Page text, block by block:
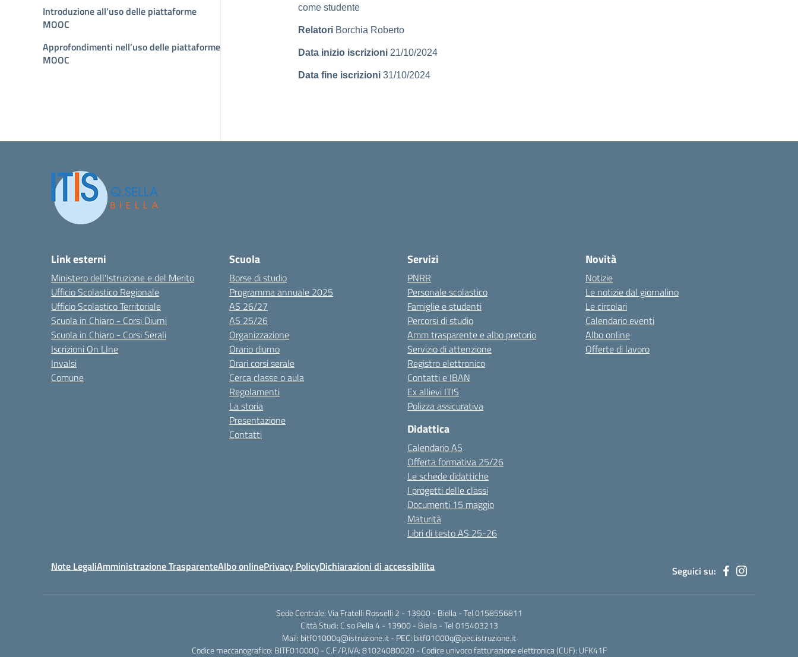
Introduzione all’uso delle piattaforme
MOOC
Approfondimenti nell’uso delle piattaforme
MOOC
come studente
Relatori Borchia Roberto
Data inizio iscrizioni 21/10/2024
Data fine iscrizioni 31/10/2024
Link esterni
Ministero dell'Istruzione e del Merito
Ufficio Scolastico Regionale
Ufficio Scolastico Territoriale
Scuola in Chiaro - Corsi Diurni
Scuola in Chiaro - Corsi Serali
Iscrizioni On LIne
Invalsi
Comune
Scuola
Borse di studio
Programma annuale 2025
AS 26/27
AS 25/26
Organizzazione
Orario diurno
Orari corsi serale
Cerca classe o aula
Regolamenti
La storia
Presentazione
Contatti
Servizi
PNRR
Personale scolastico
Famiglie e studenti
Percorsi di studio
Amm trasparente e albo pretorio
Servizio di attenzione
Registro elettronico
Contatti e IBAN
Ex allievi ITIS
Polizza assicurativa
Didattica
Calendario AS
Offerta formativa 25/26
Le schede didattiche
I progetti delle classi
Documenti 15 maggio
Maturità
Libri di testo AS 25-26
Novità
Notizie
Le notizie dal giornalino
Le circolari
Calendario eventi
Albo online
Offerte di lavoro
Note LegaliAmministrazione TrasparenteAlbo onlinePrivacy PolicyDichiarazioni di accessibilita Seguici su:
Sede Centrale: Via Fratelli Rosselli 2 - 13900 - Biella - Tel 0158556811
Città Studi: C.so Pella 4 - 13900 - Biella - Tel 015403213
Mail: bitf01000q@istruzione.it- PEC: bitf01000q@pec.istruzione.it
Codice meccanografico: BITF01000Q - C.F./P,IVA: 81024080020 - Codice univoco fatturazione elettronica (CUF): UFK41F